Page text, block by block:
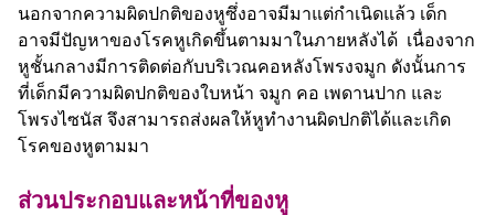
นอกจากความผิดปกติของหูซึ่งอาจมีมาแต่กำเนิดแล้ว เด็ก
อาจมีปัญหาของโรคหูเกิดขึ้นตามมาในภายหลังได้ เนื่องจาก
หูชั้นกลางมีการติดต่อกับบริเวณคอหลังโพรงจมูก ดังนั้นการ
ที่เด็กมีความผิดปกติของใบหน้า จมูก คอ เพดานปาก และ
โพรงไซนัส จึงสามารถส่งผลให้หูทำงานผิดปกติได้และเกิด
โรคของหูตามมา
ส่วนประกอบและหน้าที่ของหู